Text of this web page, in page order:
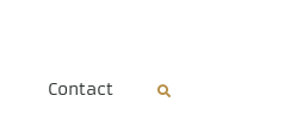
Contact